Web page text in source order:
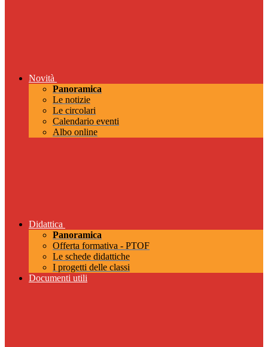
Novità
Panoramica
Le notizie
Le circolari
Calendario eventi
Albo online
Didattica
Panoramica
Offerta formativa - PTOF
Le schede didattiche
I progetti delle classi
Documenti utili